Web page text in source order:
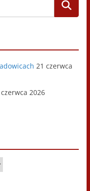
21 czerwca
2026